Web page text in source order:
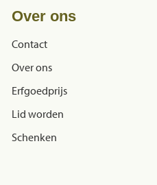
Over ons
Contact
Over ons
Erfgoedprijs
Lid worden
Schenken